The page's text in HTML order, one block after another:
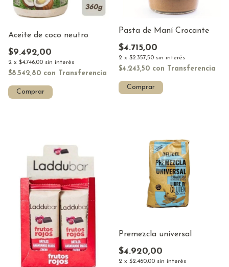
Aceite de coco neutro
$9.492,00
2 x $4.746,00 sin interés
$8.542,80 con Transferencia
Comprar
Pasta de Maní Crocante
$4.715,00
2 x $2.357,50 sin interés
$4.243,50 con Transferencia
Comprar
Premezcla universal
$4.920,00
2 x $2.460,00 sin interés